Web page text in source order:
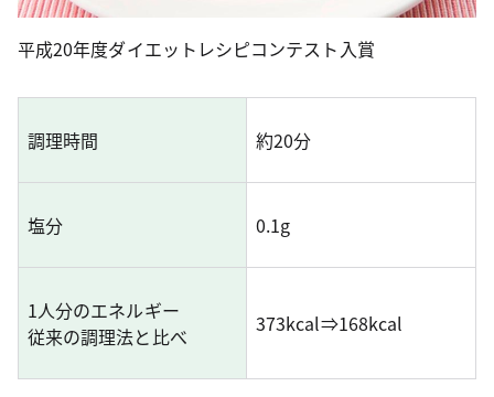
平成20年度ダイエットレシピコンテスト入賞
調理時間 約20分
塩分 0.1g
1人分のエネルギー
従来の調理法と比べ
373kcal⇒168kcal